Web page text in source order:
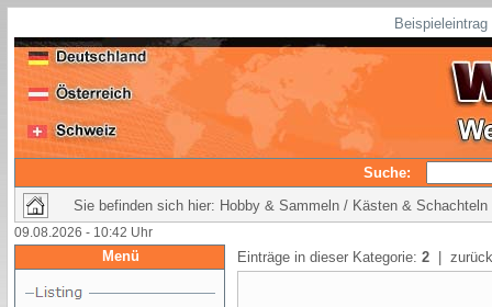
Suche:
Sie befinden sich hier: Hobby & Sammeln / Kästen & Schachteln
09.08.2026 - 10:42 Uhr
Menü Einträge in dieser Kategorie: 2 |